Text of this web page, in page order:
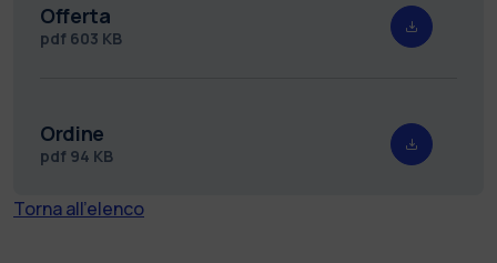
Offerta
pdf 603 KB
Ordine
pdf 94 KB
Torna all'elenco